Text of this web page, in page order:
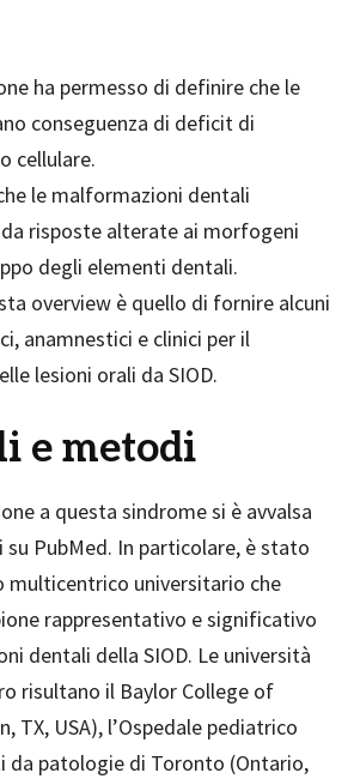
ha permesso di definire che le
conseguenza di deficit di
cellulare.
le malformazioni dentali
risposte alterate ai morfogeni
degli elementi dentali.
overview è quello di fornire alcuni
anamnestici e clinici per il
lesioni orali da SIOD.
e metodi
a questa sindrome si è avvalsa
PubMed. In particolare, è stato
multicentrico universitario che
rappresentativo e significativo
dentali della SIOD. Le università
risultano il Baylor College of
TX, USA), l’Ospedale pediatrico
da patologie di Toronto (Ontario,